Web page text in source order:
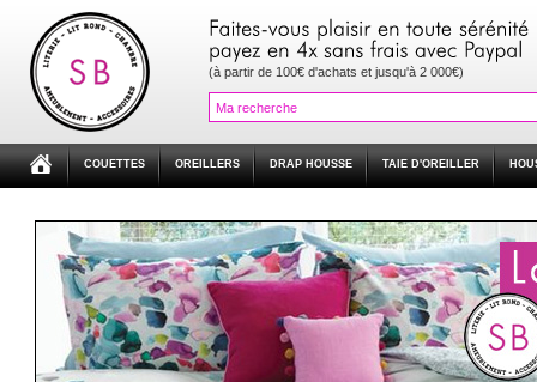
(à partir de 100€ d'achats et jusqu'à 2 000€)
COUETTES OREILLERS DRAP HOUSSE TAIE D'OREILLER